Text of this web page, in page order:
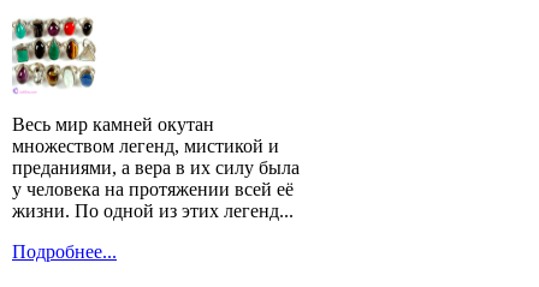
Весь мир камней окутан
множеством легенд, мистикой и
преданиями, а вера в их силу была
у человека на протяжении всей её
жизни. По одной из этих легенд...
Подробнее...